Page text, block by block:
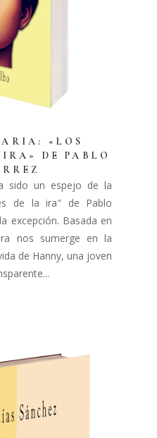
«LOS
DE PABLO
sido un espejo de la
de la ira" de Pablo
excepción. Basada en
nos sumerge en la
de Hanny, una joven